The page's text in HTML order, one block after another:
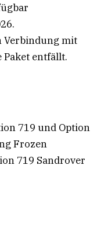
Verbindung mit
Paket entfällt.
719 und Option
Frozen
719 Sandrover